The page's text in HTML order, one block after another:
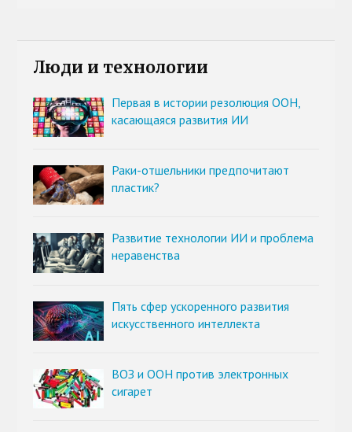
Люди и технологии
Первая в истории резолюция ООН,
касающаяся развития ИИ
Раки-отшельники предпочитают
пластик?
Развитие технологии ИИ и проблема
неравенства
Пять сфер ускоренного развития
искусственного интеллекта
ВОЗ и ООН против электронных
сигарет